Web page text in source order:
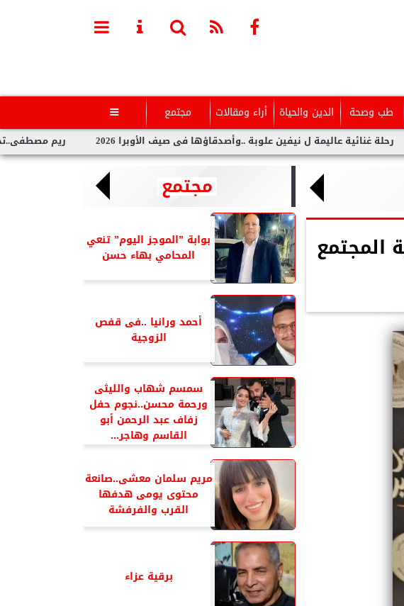
طب وصحة الدين والحياة أراء ومقالات مجتمع 
ريم مصطفى..تخطف عاليمة ل نيفين علوبة ..وأصدقاؤها فى صيف الأوبرا 2026
المجتمع
مجتمع
بوابة ”الموجز اليوم” تنعي
المحامي بهاء حسن
أحمد ورانيا ..فى قفص
الزوجية
سمسم شهاب والليثى
ورحمة محسن..نجوم حفل
زفاف عبد الرحمن أبو
القاسم وهاجر...
مريم سلمان معشى..صانعة
محتوى يومى هدفها
القرب والفرفشة
برقية عزاء